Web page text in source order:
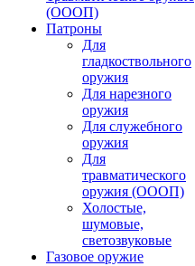
(ОООП)
Патроны
Для
гладкоствольного
оружия
Для нарезного
оружия
Для служебного
оружия
Для
травматического
оружия (ОООП)
Холостые,
шумовые,
светозвуковые
Газовое оружие